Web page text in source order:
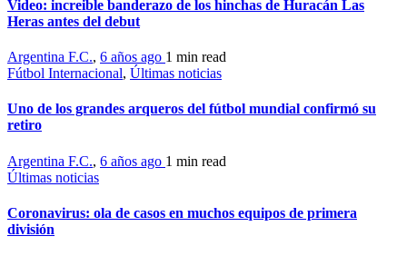
Video: increible banderazo de los hinchas de Huracán Las
Heras antes del debut
Argentina F.C., 6 años ago 1 min read
Fútbol Internacional, Últimas noticias
Uno de los grandes arqueros del fútbol mundial confirmó su
retiro
Argentina F.C., 6 años ago 1 min read
Últimas noticias
Coronavirus: ola de casos en muchos equipos de primera
división